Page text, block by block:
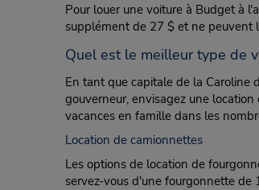
Pour louer une voiture à Budget à
supplément de 27 $ et ne peuvent
Quel est le meilleur type de
En tant que capitale de la Caroline
gouverneur, envisagez une
vacances en famille dans les
Location de camionnettes
Les options de location de
servez-vous d'une fourgonnette de